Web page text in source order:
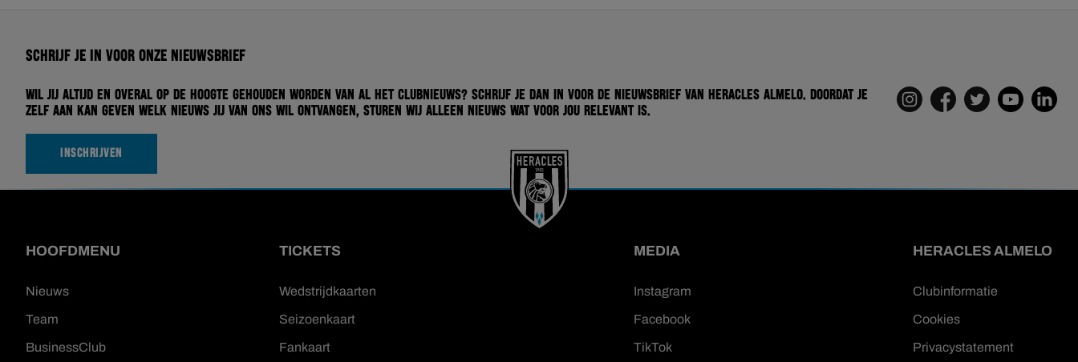
Schrijf je in voor onze nieuwsbrief
Wil jij altijd en overal op de hoogte gehouden worden van al het clubnieuws? Schrijf je dan in voor de nieuwsbrief van Heracles Almelo. Doordat je
zelf aan kan geven welk nieuws jij van ons wil ontvangen, sturen wij alleen nieuws wat voor jou relevant is.
INSCHRIJVEN
HOOFDMENU
Nieuws
Team
BusinessClub
TICKETS
Wedstrijdkaarten
Seizoenkaart
Fankaart
MEDIA
Instagram
Facebook
TikTok
HERACLES ALMELO
Clubinformatie
Cookies
Privacystatement